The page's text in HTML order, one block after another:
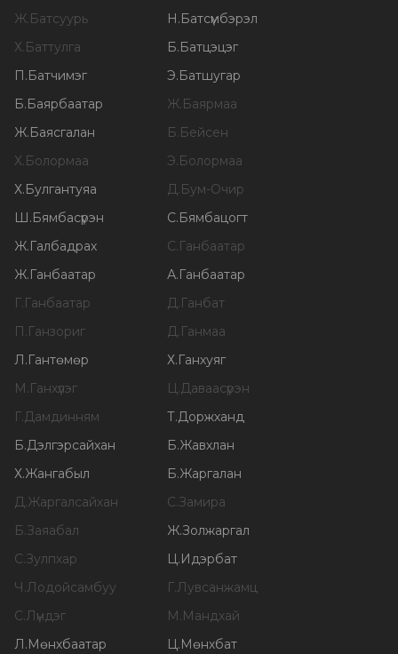
Ж.Батсуурь Н.Батсүмбэрэл
Х.Баттулга Б.Батцэцэг
П.Батчимэг Э.Батшугар
Б.Баярбаатар Ж.Баярмаа
Ж.Баясгалан Б.Бейсен
Х.Болормаа Э.Болормаа
Х.Булгантуяа Д.Бум-Очир
Ш.Бямбасүрэн С.Бямбацогт
Ж.Галбадрах С.Ганбаатар
Ж.Ганбаатар А.Ганбаатар
Г.Ганбаатар Д.Ганбат
П.Ганзориг Д.Ганмаа
Л.Гантөмөр Х.Ганхуяг
М.Ганхүлэг Ц.Даваасүрэн
Г.Дамдинням Т.Доржханд
Б.Дэлгэрсайхан Б.Жавхлан
Х.Жангабыл Б.Жаргалан
Д.Жаргалсайхан С.Замира
Б.Заяабал Ж.Золжаргал
С.Зулпхар Ц.Идэрбат
Ч.Лодойсамбуу Г.Лувсанжамц
С.Лүндэг М.Мандхай
Л.Мөнхбаатар Ц.Мөнхбат